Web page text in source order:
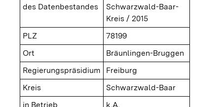
des Datenbestandes
Schwarzwald-Baar-
Kreis / 2015
PLZ
78199
Ort
Bräunlingen-Bruggen
Regierungspräsidium
Freiburg
Kreis
Schwarzwald-Baar
in Betrieb
k.A.